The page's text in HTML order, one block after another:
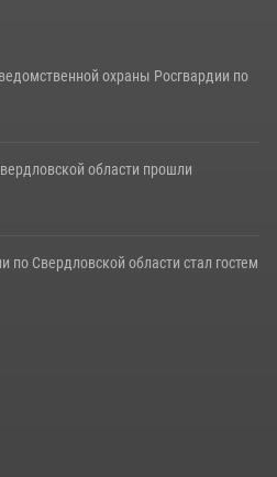
охраны Росгвардии по
области прошли
по Свердловской области стал гостем